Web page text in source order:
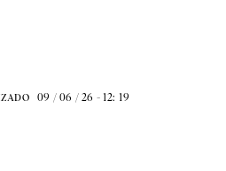
09 / 06 / 26 - 12: 19